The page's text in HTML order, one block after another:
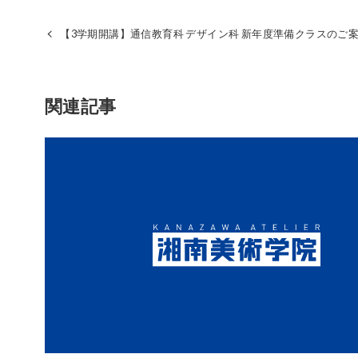
【3学期開講】通信教育科 デザイン科 新年度準備クラスのご
関連記事